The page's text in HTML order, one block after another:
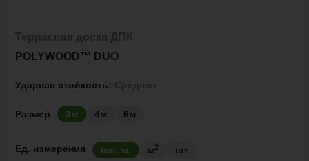
POLYWOOD™ DUO
Ударная стойкость:
Размер 3м 4м 6м
Ед. измерения пог. м. м2 шт